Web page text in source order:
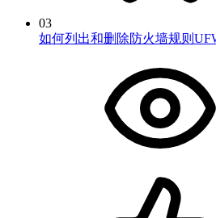
03
如何列出和删除防火墙规则